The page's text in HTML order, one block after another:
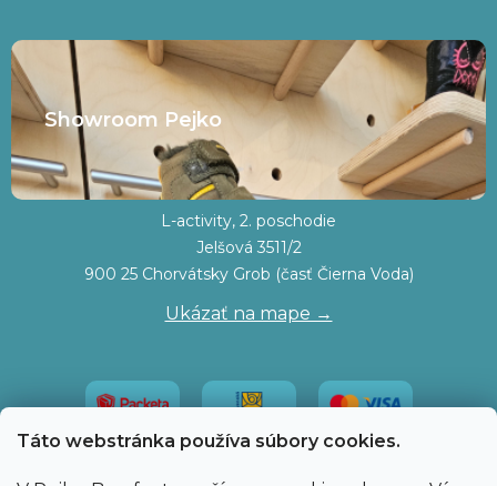
Táto webstránka používa súbory cookies.
Showroom Pejko
L-activity, 2. poschodie
Jelšová 3511/2
900 25 Chorvátsky Grob (časť Čierna Voda)
Ukázať na mape →